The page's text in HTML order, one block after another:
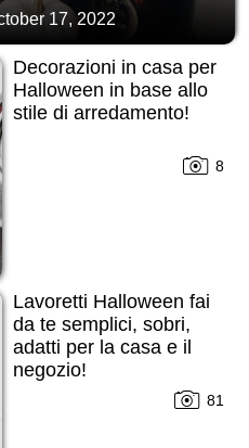
17, 2022
Decorazioni in casa per
Halloween in base allo
stile di arredamento!
8
Lavoretti Halloween fai
da te semplici, sobri,
adatti per la casa e il
negozio!
81